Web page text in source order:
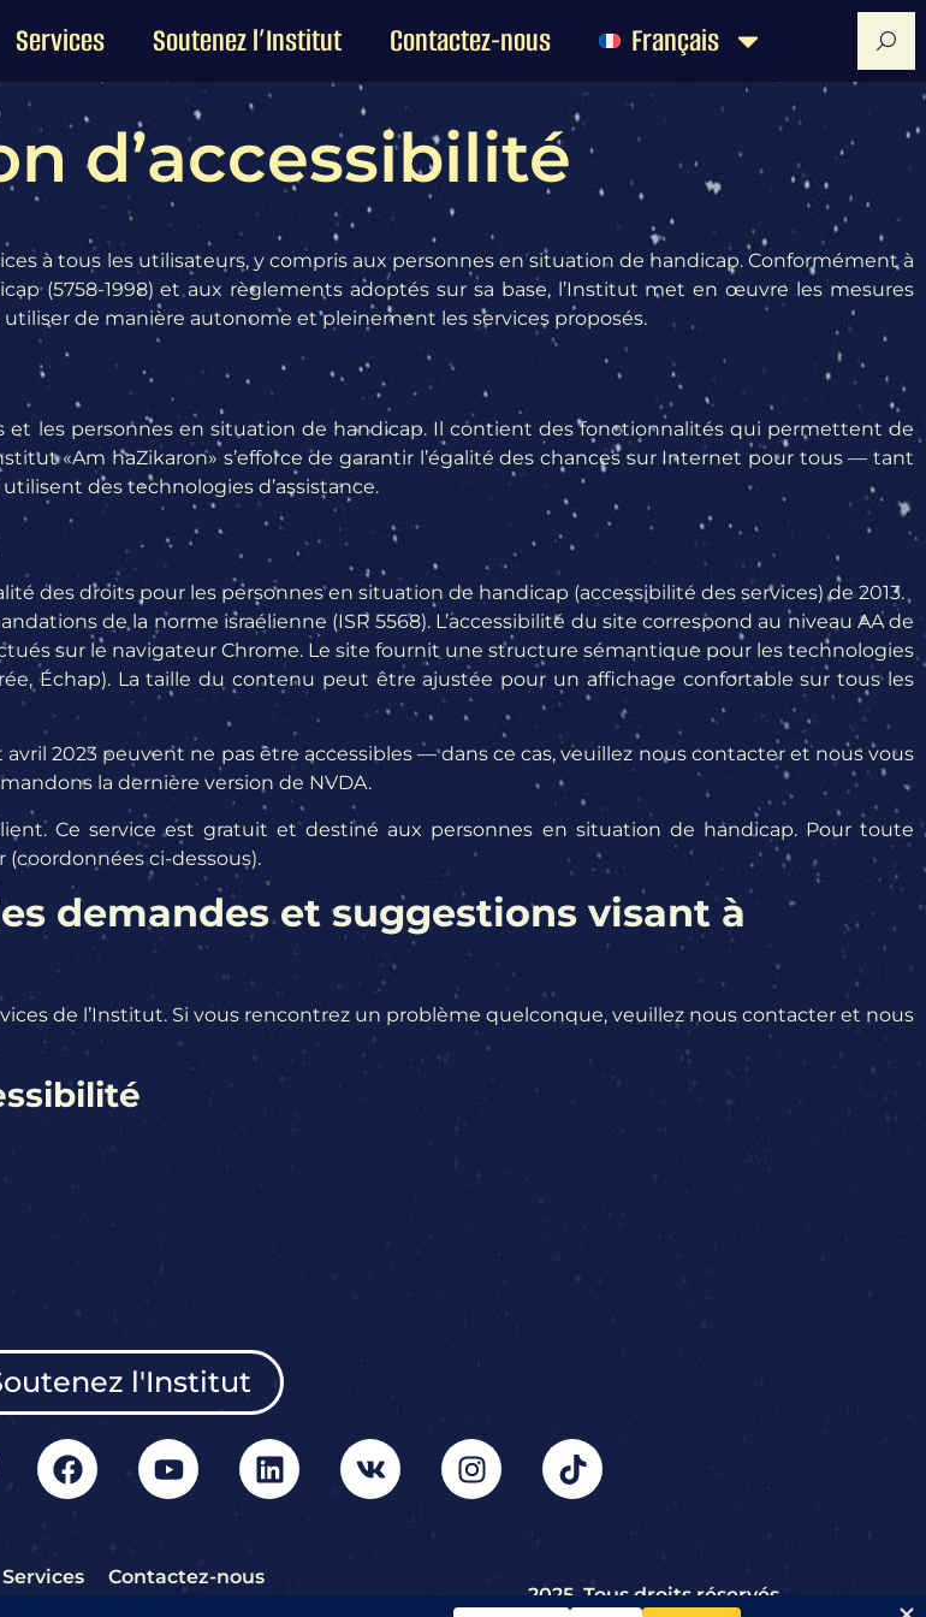
Services Soutenez l’Institut Contactez-nous Français
d’accessibilité
à tous les utilisateurs, y compris aux personnes en situation de handicap. Conformément à
(5758-1998) et aux règlements adoptés sur sa base, l’Institut met en œuvre les mesures
de manière autonome et pleinement les services proposés.
et les personnes en situation de handicap. Il contient des fonctionnalités qui permettent de
«Am haZikaron» s’efforce de garantir l’égalité des chances sur Internet pour tous — tant
des technologies d’assistance.
des droits pour les personnes en situation de handicap (accessibilité des services) de 2013.
de la norme israélienne (ISR 5568). L’accessibilité du site correspond au niveau AA de
sur le navigateur Chrome. Le site fournit une structure sémantique pour les technologies
Échap). La taille du contenu peut être ajustée pour un affichage confortable sur tous les
2023 peuvent ne pas être accessibles — dans ce cas, veuillez nous contacter et nous vous
la dernière version de NVDA.
Ce service est gratuit et destiné aux personnes en situation de handicap. Pour toute
(coordonnées ci-dessous).
demandes et suggestions visant à
de l’Institut. Si vous rencontrez un problème quelconque, veuillez nous contacter et nous
l'Institut
Services
Contactez-nous
2025, Tous droits réservés